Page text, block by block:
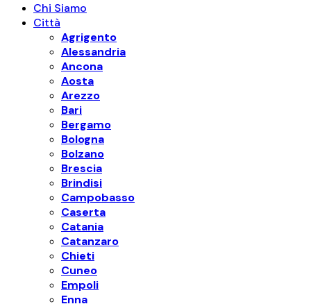
Chi Siamo
Città
Agrigento
Alessandria
Ancona
Aosta
Arezzo
Bari
Bergamo
Bologna
Bolzano
Brescia
Brindisi
Campobasso
Caserta
Catania
Catanzaro
Chieti
Cuneo
Empoli
Enna